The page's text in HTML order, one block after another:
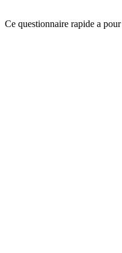
Ce questionnaire rapide a